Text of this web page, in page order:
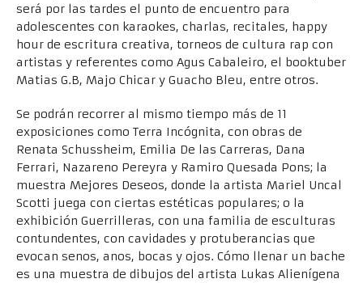
será por las tardes el punto de encuentro para
adolescentes con karaokes, charlas, recitales, happy
hour de escritura creativa, torneos de cultura rap con
artistas y referentes como Agus Cabaleiro, el booktuber
Matias G.B, Majo Chicar y Guacho Bleu, entre otros.
Se podrán recorrer al mismo tiempo más de 11
exposiciones como Terra Incógnita, con obras de
Renata Schussheim, Emilia De las Carreras, Dana
Ferrari, Nazareno Pereyra y Ramiro Quesada Pons; la
muestra Mejores Deseos, donde la artista Mariel Uncal
Scotti juega con ciertas estéticas populares; o la
exhibición Guerrilleras, con una familia de esculturas
contundentes, con cavidades y protuberancias que
evocan senos, anos, bocas y ojos. Cómo llenar un bache
es una muestra de dibujos del artista Lukas Alienígena